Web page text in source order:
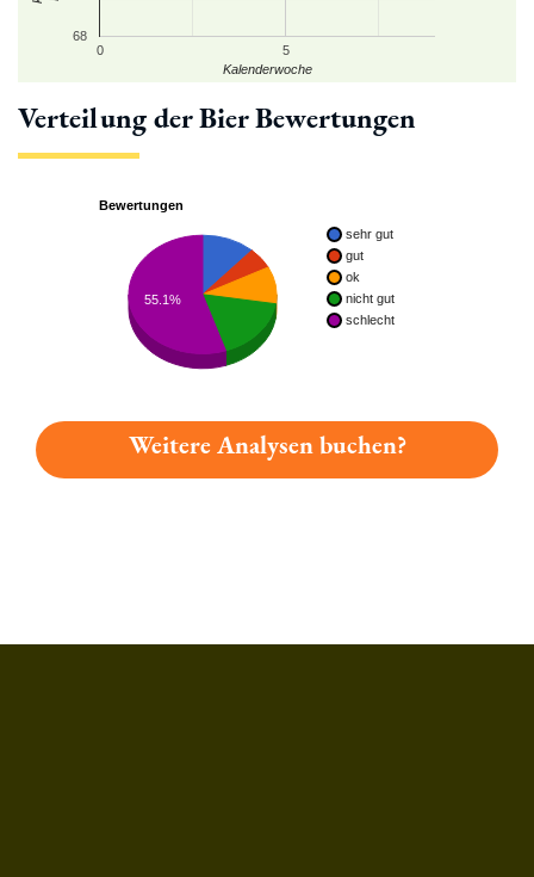
0 5
68
Kalenderwoche
Verteilung der Bier Bewertungen
Bewertungen
sehr gut
gut
ok
nicht gut
schlecht
55.1%
Weitere Analysen buchen?